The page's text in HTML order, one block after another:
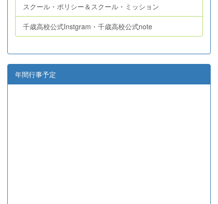
スクール・ポリシー＆スクール・ミッション
千歳高校公式Instgram・千歳高校公式note
年間行事予定